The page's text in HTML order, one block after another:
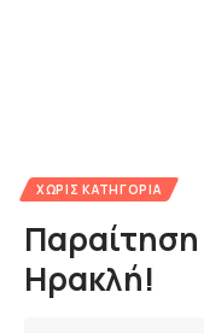
ΧΩΡΊΣ ΚΑΤΗΓΟΡΊΑ
Ηρακλή!